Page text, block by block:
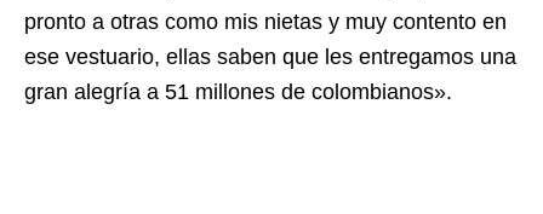
pronto a otras como mis nietas y muy contento en
ese vestuario, ellas saben que les entregamos una
gran alegría a 51 millones de colombianos».